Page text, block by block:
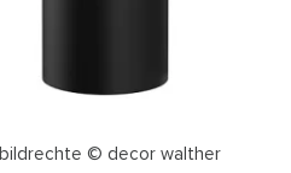
bildrechte © decor walther